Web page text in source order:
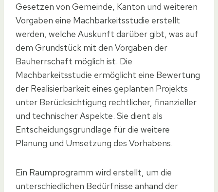
Gesetzen von Gemeinde, Kanton und weiteren
Vorgaben eine Machbarkeitsstudie erstellt
werden, welche Auskunft darüber gibt, was auf
dem Grundstück mit den Vorgaben der
Bauherrschaft möglich ist. Die
Machbarkeitsstudie ermöglicht eine Bewertung
der Realisierbarkeit eines geplanten Projekts
unter Berücksichtigung rechtlicher, finanzieller
und technischer Aspekte. Sie dient als
Entscheidungsgrundlage für die weitere
Planung und Umsetzung des Vorhabens.
Ein Raumprogramm wird erstellt, um die
unterschiedlichen Bedürfnisse anhand der